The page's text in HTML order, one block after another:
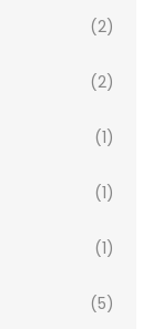
(2)
(2)
(1)
(1)
(1)
(5)